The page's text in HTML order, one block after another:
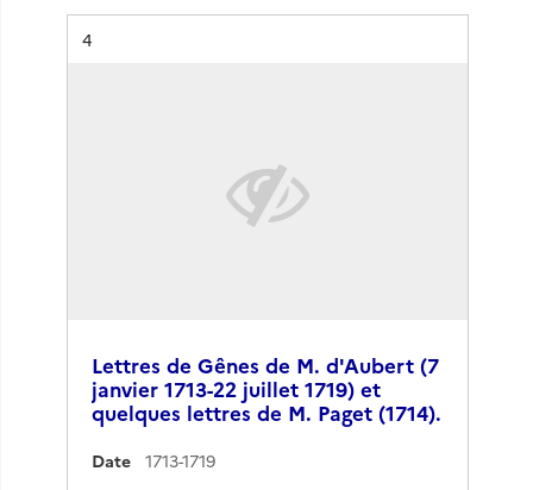
Résultat n°
4
Lettres de Gênes de M. d'Aubert (7
janvier 1713-22 juillet 1719) et
quelques lettres de M. Paget (1714).
Date
1713-1719